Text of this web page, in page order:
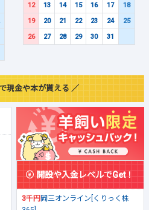
12
13 14 15 16 17
18
19
20 21 22 23 24
25
26
27 28 29 30 31
現金や本が貰える ／
開設や入金レベルでGet！
3千円岡三オンライン[くりっく株